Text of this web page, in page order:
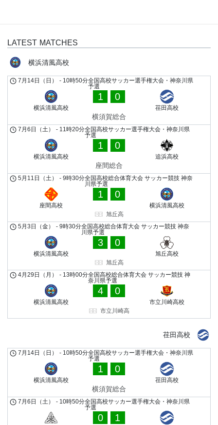
LATEST MATCHES
横浜清風高校
全国高校サッカー選手権大会・神奈川県
予選
7月14日（日） - 10時50分
横浜清風高校
1 0
荏田高校
横須賀総合
全国高校サッカー選手権大会・神奈川県
予選
7月6日（土） - 11時20分
横浜清風高校
1 0
追浜高校
座間総合
全国高校総合体育大会 サッカー競技 神奈
川県予選
5月11日（土） - 9時30分
座間高校
1 0
横浜清風高校
旭丘高
全国高校総合体育大会 サッカー競技 神奈
川県予選
5月3日（金） - 9時30分
横浜清風高校
3 0
旭丘高校
旭丘高
全国高校総合体育大会 サッカー競技 神
奈川県予選
4月29日（月） - 13時00分
横浜清風高校
4 0
市立川崎高校
市立川崎高
荏田高校
全国高校サッカー選手権大会・神奈川県
予選
7月14日（日） - 10時50分
横浜清風高校
1 0
荏田高校
横須賀総合
全国高校サッカー選手権大会・神奈川県
予選
7月6日（土） - 10時50分
0 1